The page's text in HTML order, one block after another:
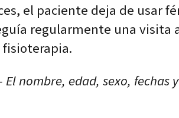
el paciente deja de usar
regularmente una visita
El nombre, edad, sexo,